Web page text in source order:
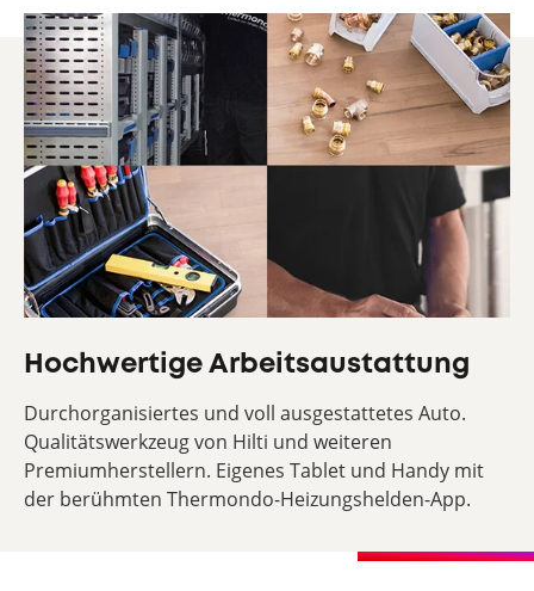
Hochwertige Arbeitsaustattung
Durchorganisiertes und voll ausgestattetes Auto.
Qualitätswerkzeug von Hilti und weiteren
Premiumherstellern. Eigenes Tablet und Handy mit
der berühmten Thermondo-Heizungshelden-App.